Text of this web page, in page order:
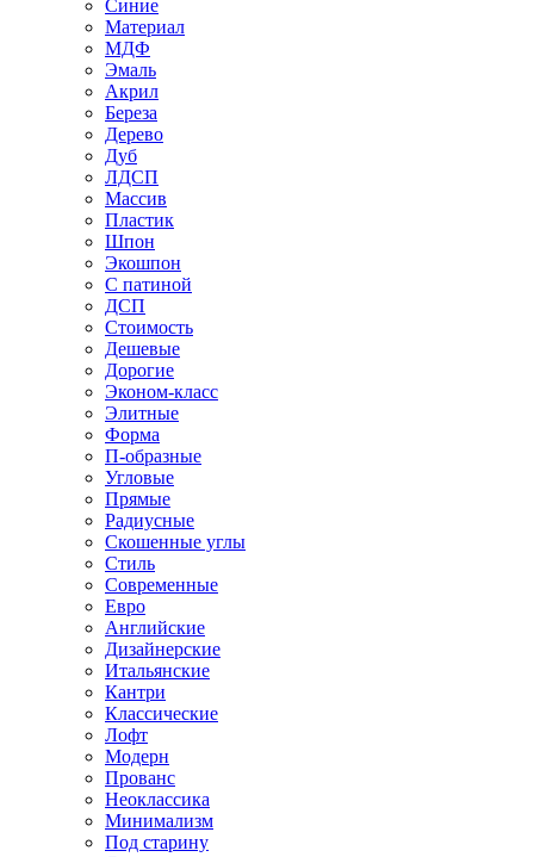
Синие
Материал
МДФ
Эмаль
Акрил
Береза
Дерево
Дуб
ЛДСП
Массив
Пластик
Шпон
Экошпон
С патиной
ДСП
Стоимость
Дешевые
Дорогие
Эконом-класс
Элитные
Форма
П-образные
Угловые
Прямые
Радиусные
Скошенные углы
Стиль
Современные
Евро
Английские
Дизайнерские
Итальянские
Кантри
Классические
Лофт
Модерн
Прованс
Неоклассика
Минимализм
Под старину